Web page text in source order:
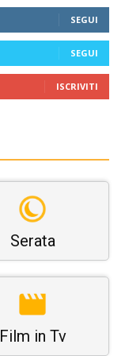
SEGUI
SEGUI
ISCRIVITI
Serata
Film in Tv